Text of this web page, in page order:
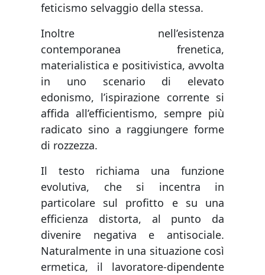
feticismo selvaggio della stessa.
Inoltre nell’esistenza
contemporanea frenetica,
materialistica e positivistica, avvolta
in uno scenario di elevato
edonismo, l’ispirazione corrente si
affida all’efficientismo, sempre più
radicato sino a raggiungere forme
di rozzezza.
Il testo richiama una funzione
evolutiva, che si incentra in
particolare sul profitto e su una
efficienza distorta, al punto da
divenire negativa e antisociale.
Naturalmente in una situazione così
ermetica, il lavoratore-dipendente